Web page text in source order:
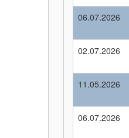
06.07.2026
02.07.2026
11.05.2026
06.07.2026